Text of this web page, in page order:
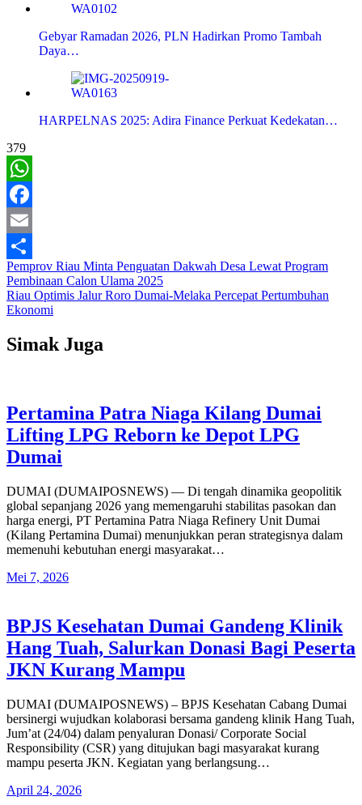
Gebyar Ramadan 2026, PLN Hadirkan Promo Tambah
Daya…
HARPELNAS 2025: Adira Finance Perkuat Kedekatan…
379
WhatsApp
Facebook
Email
Share
Navigasi
pos
Pemprov Riau Minta Penguatan Dakwah Desa Lewat Program
Pembinaan Calon Ulama 2025
Riau Optimis Jalur Roro Dumai-Melaka Percepat Pertumbuhan
Ekonomi
Simak Juga
Pertamina Patra Niaga Kilang Dumai
Lifting LPG Reborn ke Depot LPG
Dumai
DUMAI (DUMAIPOSNEWS) — Di tengah dinamika geopolitik
global sepanjang 2026 yang memengaruhi stabilitas pasokan dan
harga energi, PT Pertamina Patra Niaga Refinery Unit Dumai
(Kilang Pertamina Dumai) menunjukkan peran strategisnya dalam
memenuhi kebutuhan energi masyarakat…
Mei 7, 2026
BPJS Kesehatan Dumai Gandeng Klinik
Hang Tuah, Salurkan Donasi Bagi Peserta
JKN Kurang Mampu
DUMAI (DUMAIPOSNEWS) – BPJS Kesehatan Cabang Dumai
bersinergi wujudkan kolaborasi bersama gandeng klinik Hang Tuah,
Jum’at (24/04) dalam penyaluran Donasi/ Corporate Social
Responsibility (CSR) yang ditujukan bagi masyarakat kurang
mampu peserta JKN. Kegiatan yang berlangsung…
April 24, 2026